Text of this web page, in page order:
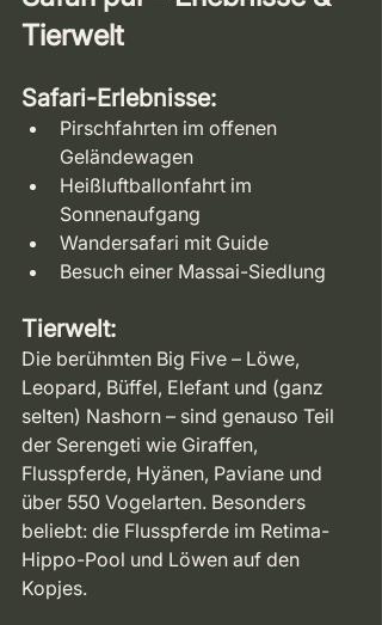
Tierwelt
Safari-Erlebnisse:
Pirschfahrten im offenen
Geländewagen
Heißluftballonfahrt im
Sonnenaufgang
Wandersafari mit Guide
Besuch einer Massai-Siedlung
Tierwelt:
Die berühmten Big Five – Löwe,
Leopard, Büffel, Elefant und (ganz
selten) Nashorn – sind genauso Teil
der Serengeti wie Giraffen,
Flusspferde, Hyänen, Paviane und
über 550 Vogelarten. Besonders
beliebt: die Flusspferde im Retima-
Hippo-Pool und Löwen auf den
Kopjes.